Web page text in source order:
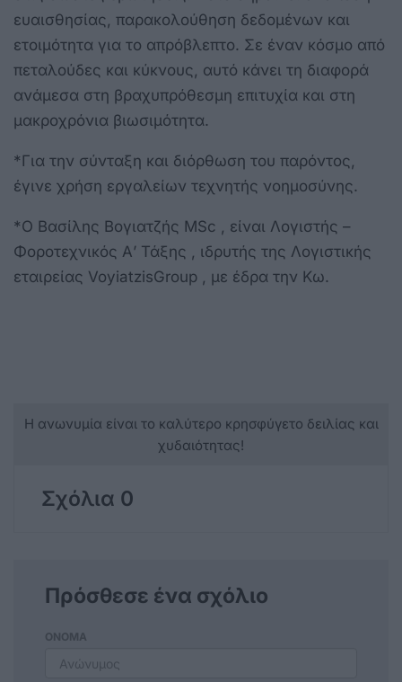
ευαισθησίας, παρακολούθηση δεδομένων και
ετοιμότητα για το απρόβλεπτο. Σε έναν κόσμο από
πεταλούδες και κύκνους, αυτό κάνει τη διαφορά
ανάμεσα στη βραχυπρόθεσμη επιτυχία και στη
μακροχρόνια βιωσιμότητα.
*Για την σύνταξη και διόρθωση του παρόντος,
έγινε χρήση εργαλείων τεχνητής νοημοσύνης.
*Ο Βασίλης Βογιατζής MSc , είναι Λογιστής –
Φοροτεχνικός Α’ Τάξης , ιδρυτής της Λογιστικής
εταιρείας VoyiatzisGroup , με έδρα την Κω.
Η ανωνυμία είναι το καλύτερο κρησφύγετο δειλίας και
χυδαιότητας!
Σχόλια 0
Πρόσθεσε ένα σχόλιο
ΟΝΟΜΑ